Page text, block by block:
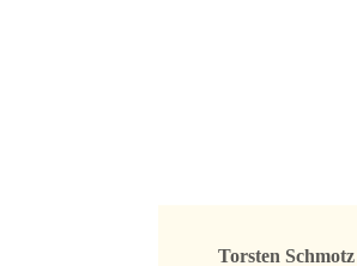
Torsten Schmotz